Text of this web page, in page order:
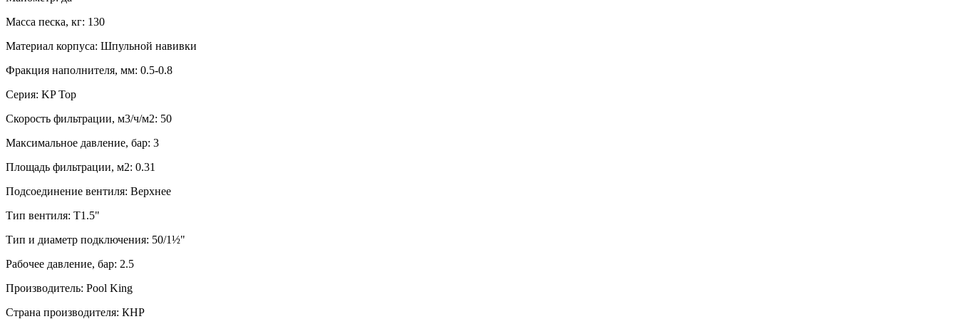
Масса песка, кг: 130
Материал корпуса: Шпульной навивки
Фракция наполнителя, мм: 0.5-0.8
Серия: KP Top
Скорость фильтрации, м3/ч/м2: 50
Максимальное давление, бар: 3
Площадь фильтрации, м2: 0.31
Подсоединение вентиля: Верхнее
Тип вентиля: T1.5"
Тип и диаметр подключения: 50/1½"
Рабочее давление, бар: 2.5
Производитель: Pool King
Страна производителя: КНР